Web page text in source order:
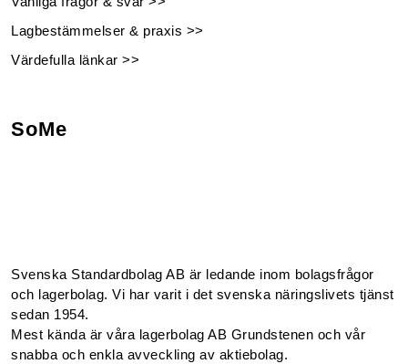
Lagbestämmelser & praxis >>
Värdefulla länkar >>
SoMe
Svenska Standardbolag AB är ledande inom bolagsfrågor
och lagerbolag. Vi har varit i det svenska näringslivets tjänst
sedan 1954.
Mest kända är våra lagerbolag AB Grundstenen och vår
snabba och enkla avveckling av aktiebolag.